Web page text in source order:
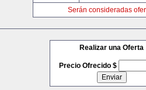
Serán consideradas
Realizar una Oferta
Precio Ofrecido $